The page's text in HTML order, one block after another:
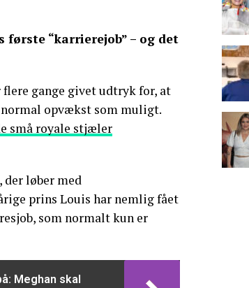
“karrierejob” – og det
gange givet udtryk for, at
normal opvækst som muligt.
små royale stjæler
der løber med
prins Louis har nemlig fået
som normalt kun er
Meghan skal